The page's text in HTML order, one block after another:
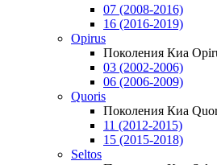
07 (2008-2016)
16 (2016-2019)
Opirus
Поколения Киа
03 (2002-2006)
06 (2006-2009)
Quoris
Поколения Киа
11 (2012-2015)
15 (2015-2018)
Seltos